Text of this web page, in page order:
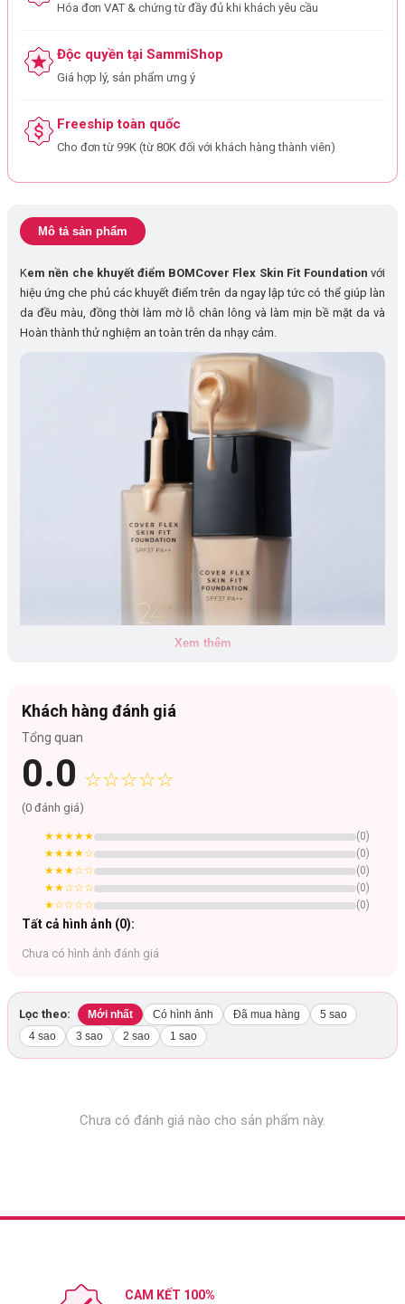
Hóa đơn VAT & chứng từ đầy đủ khi khách yêu cầu
Độc quyền tại SammiShop
Giá hợp lý, sản phẩm ưng ý
Freeship toàn quốc
Cho đơn từ 99K (từ 80K đối với khách hàng thành viên)
Mô tả sản phẩm
Kem nền che khuyết điểm BOMCover Flex Skin Fit Foundation với
hiệu ứng che phủ các khuyết điểm trên da ngay lập tức có thể giúp làn
da đều màu, đồng thời làm mờ lỗ chân lông và làm mịn bề mặt da và
Hoàn thành thử nghiệm an toàn trên da nhạy cảm.
K em nền che khuyết điểm BOMCover Flex Skin Fit Foundation
2 màu:
#21 ROSY BEIGE - dành cho da sáng
#23 NATURAL BEIGE
thâm nám. Làm dịu mẩn đỏ và giảm kích ứng trên da.
Xem thêm
Khách hàng đánh giá
Tổng quan
0.0 ☆☆☆☆☆
(0 đánh giá)
★★★★★ (0)
★★★★☆ (0)
★★★☆☆ (0)
★★☆☆☆ (0)
★☆☆☆☆ (0)
Tất cả hình ảnh (0):
Chưa có hình ảnh đánh giá
Lọc theo: Mới nhất Có hình ảnh Đã mua hàng
5 sao
4 sao
3 sao 2 sao 1 sao
Chưa có đánh giá nào cho sản phẩm này.
CAM KẾT 100%